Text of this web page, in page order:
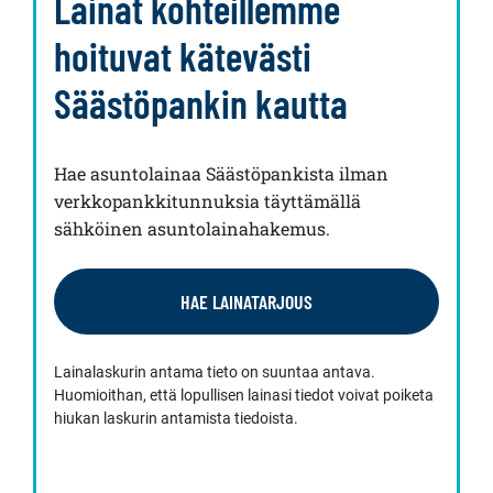
hoituvat kätevästi
Säästöpankin kautta
Hae asuntolainaa Säästöpankista ilman
verkkopankkitunnuksia täyttämällä
sähköinen asuntolainahakemus.
HAE LAINATARJOUS
Lainalaskurin antama tieto on suuntaa antava.
Huomioithan, että lopullisen lainasi tiedot voivat poiketa
hiukan laskurin antamista tiedoista.